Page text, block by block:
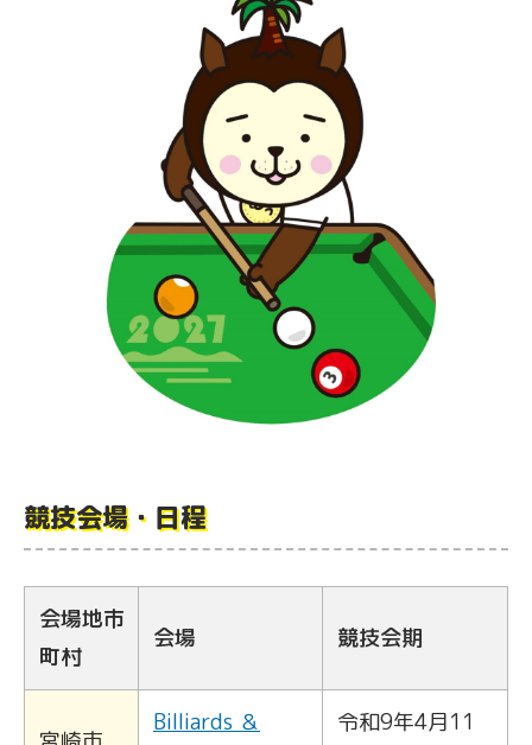
競技会場・日程
会場地市
町村
会場 競技会期
Billiards ＆
令和9年4月11